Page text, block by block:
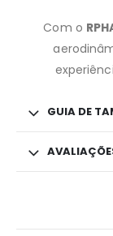
Com o
GUIA DE